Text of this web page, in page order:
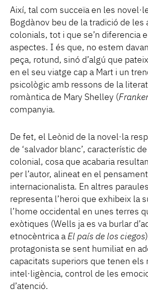
Així, tal com succeïa en les
Bogdànov beu de la tradició de les
colonials, tot i que se’n diferencia
aspectes. I és que, no estem
peça, rotund, sinó d’algú que
en el seu viatge cap a Mart i un
psicològic amb ressons de la
romàntica de Mary Shelley (
companyia.
De fet, el Leònid de la novel·la
de ‘salvador blanc’, característic
colonial, cosa que acabaria
per l’autor, alineat en el pensament
internacionalista. En altres
representa l’heroi que exhibeix la
l’home occidental en unes terres
exòtiques (Wells ja es va burlar
etnocèntrica a El país de los ciegos
protagonista se sent humiliat en
capacitats superiors que tenen els
intel·ligència, control de les
d’atenció.